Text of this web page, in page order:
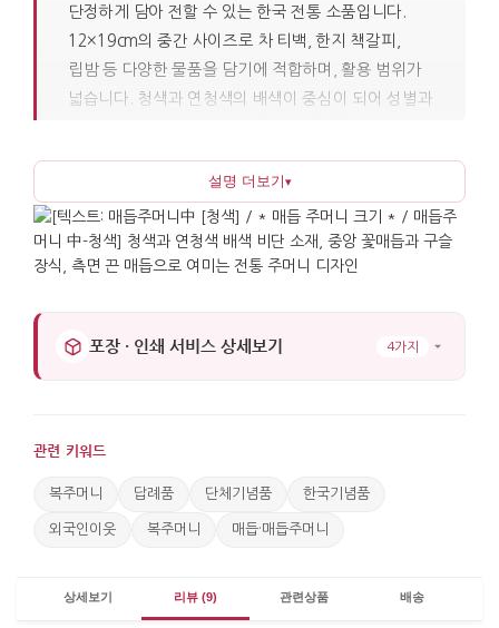
단정하게 담아 전할 수 있는 한국 전통 소품입니다.
12×19cm의 중간 사이즈로 차 티백, 한지 책갈피,
립밤 등 다양한 물품을 담기에 적합하며, 활용 범위가
넓습니다. 청색과 연청색의 배색이 중심이 되어 성별과
중앙의 꽃 모양 장식매듭과 구슬 매듭이 포인트로
들어가 전통적인 분위기를 더하며, 접착제에 의존하지
않고 끈을 교차하고 조여 형태를 만드는 매듭 기법으로
입체감 있게 완성되었습니다. 끈을 당겨 여미는 입구
구조로 내용물이 흘러나오기 어렵고 열고 닫는 동작이
답례품이나 웰컴키트처럼 구성품이 많은 자리에서
중에는 동전이나 작은 소지품을 담는 파우치로,
집에서는 걸어 두는 장식 소품으로도 자연스럽게
일관되어 효율적으로 진행할 수 있습니다.
설명 더보기▾
포장 · 인쇄 서비스 상세보기 4가지
관련 키워드
복주머니 답례품 단체기념품 한국기념품
외국인이웃 복주머니 매듭·매듭주머니
상세보기 리뷰 (9) 관련상품 배송